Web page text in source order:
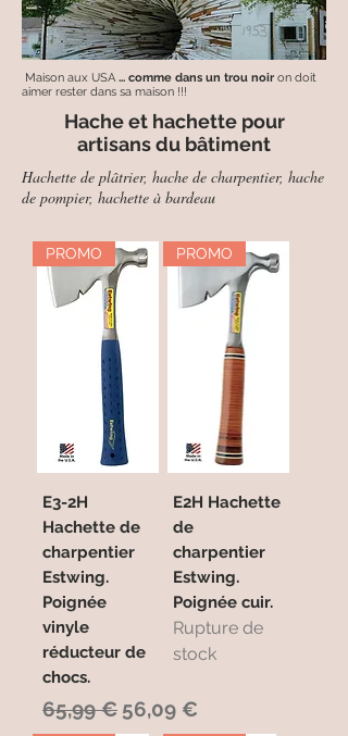
Maison aux USA ... comme dans un trou noir on doit
aimer rester dans sa maison !!!
Hache et hachette pour
artisans du bâtiment
Hachette de plâtrier, hache de charpentier, hache
de pompier, hachette à bardeau
PROMO
E3-2H
Hachette de
charpentier
Estwing.
Poignée
vinyle
réducteur de
chocs.
Prix original
65,99 € Prix promotionnel
56,09 €
PROMO
E2H Hachette
de
charpentier
Estwing.
Poignée cuir.
Rupture de
stock